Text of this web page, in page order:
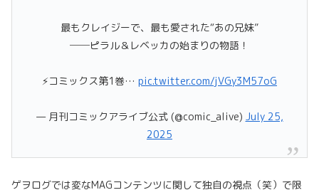
最もクレイジーで、最も愛された“あの兄妹”
──ピラル＆レベッカの始まりの物語！
⚡️コミックス第1巻… pic.twitter.com/jVGy3M57oG
— 月刊コミックアライブ公式 (@comic_alive) July 25,
2025
ゲヲログでは変なMAGコンテンツに関して独自の視点（笑）で限